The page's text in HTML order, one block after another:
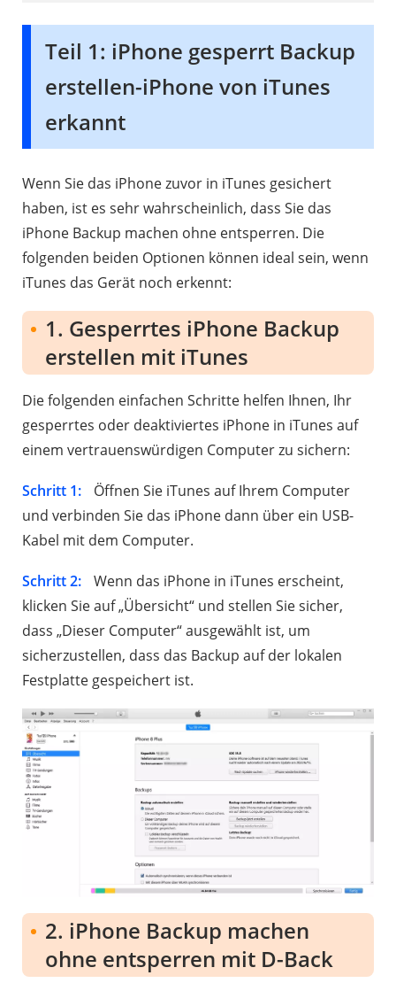
Teil 1: iPhone gesperrt Backup
erstellen-iPhone von iTunes
erkannt
Wenn Sie das iPhone zuvor in iTunes gesichert
haben, ist es sehr wahrscheinlich, dass Sie das
iPhone Backup machen ohne entsperren. Die
folgenden beiden Optionen können ideal sein, wenn
iTunes das Gerät noch erkennt:
1. Gesperrtes iPhone Backup
erstellen mit iTunes
Die folgenden einfachen Schritte helfen Ihnen, Ihr
gesperrtes oder deaktiviertes iPhone in iTunes auf
einem vertrauenswürdigen Computer zu sichern:
Schritt 1:
Öffnen Sie iTunes auf Ihrem Computer
und verbinden Sie das iPhone dann über ein USB-
Kabel mit dem Computer.
Schritt 2:
Wenn das iPhone in iTunes erscheint,
klicken Sie auf „Übersicht“ und stellen Sie sicher,
dass „Dieser Computer“ ausgewählt ist, um
sicherzustellen, dass das Backup auf der lokalen
Festplatte gespeichert ist.
2. iPhone Backup machen
ohne entsperren mit D-Back